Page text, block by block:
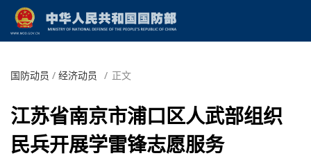
国防动员 / 经济动员 / 正文
江苏省南京市浦口区人武部组织
民兵开展学雷锋志愿服务